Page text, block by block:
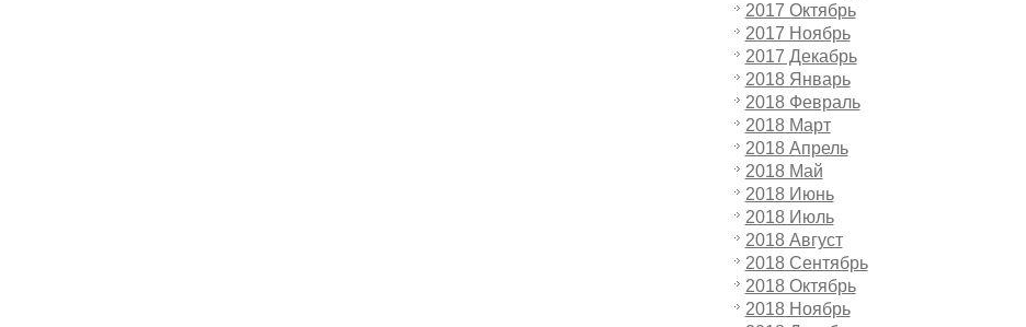
2017 Октябрь
2017 Ноябрь
2017 Декабрь
2018 Январь
2018 Февраль
2018 Март
2018 Апрель
2018 Май
2018 Июнь
2018 Июль
2018 Август
2018 Сентябрь
2018 Октябрь
2018 Ноябрь